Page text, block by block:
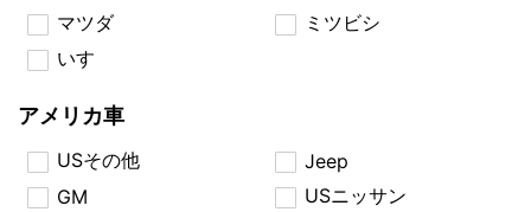
マツダ
ミツビシ
いすゞ
アメリカ車
USその他
Jeep
GM
USニッサン